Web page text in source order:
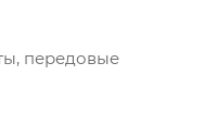
передовые